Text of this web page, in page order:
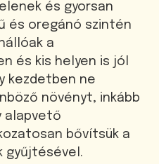
és gyorsan
és oregánó szintén
a
és kis helyen is jól
kezdetben ne
növényt, inkább
alapvető
bővítsük a
gyűjtésével.